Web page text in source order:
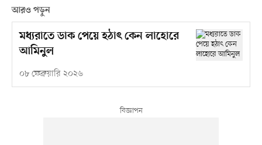
আরও পড়ুন
মধ্যরাতে ডাক পেয়ে হঠাৎ কেন লাহোরে
আমিনুল
০৮ ফেব্রুয়ারি ২০২৬